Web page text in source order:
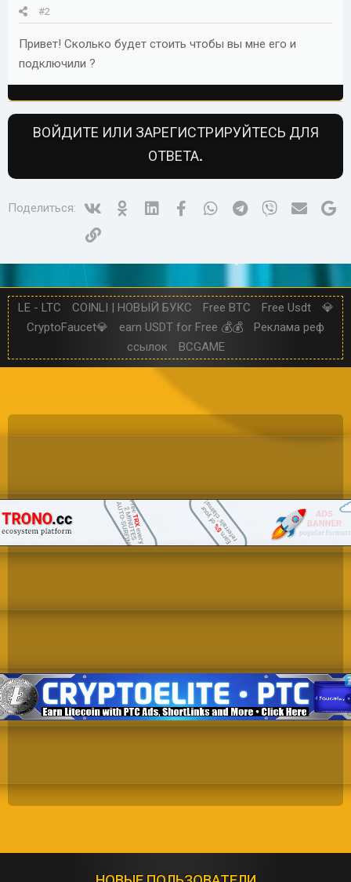
#2
Привет! Сколько будет стоить чтобы вы мне его и
подключили ?
ВОЙДИТЕ ИЛИ ЗАРЕГИСТРИРУЙТЕСЬ ДЛЯ
ОТВЕТА.
Поделиться: Linked InFacebookWhatsAppTelegramViber
LE - LTC COINLI | НОВЫЙ БУКС Free BTC Free Usdt
💎
CryptoFaucet💎
earn USDT for Free 💰💰
Реклама реф
ссылок
BCGAME